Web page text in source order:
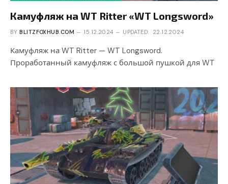
Камуфляж на WT Ritter «WT Longsword»
BY BLITZFOXHUB.COM 15.12.2024 UPDATED: 22.12.2024
Камуфляж на WT Ritter — WT Longsword.
Проработанный камуфляж с большой пушкой для WT